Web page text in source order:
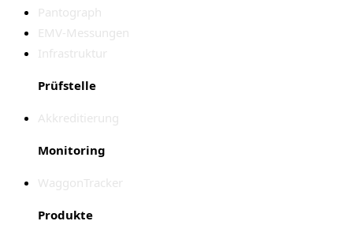
Pantograph
EMV-Messungen
Infrastruktur
Prüfstelle
Akkreditierung
Monitoring
WaggonTracker
Produkte